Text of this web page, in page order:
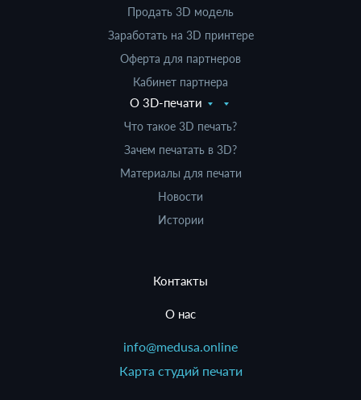
Продать 3D модель
Заработать на 3D принтере
Оферта для партнеров
Кабинет партнера
О 3D-печати
Что такое 3D печать?
Зачем печатать в 3D?
Материалы для печати
Новости
Истории
Контакты
О нас
info@medusa.online
Карта студий печати